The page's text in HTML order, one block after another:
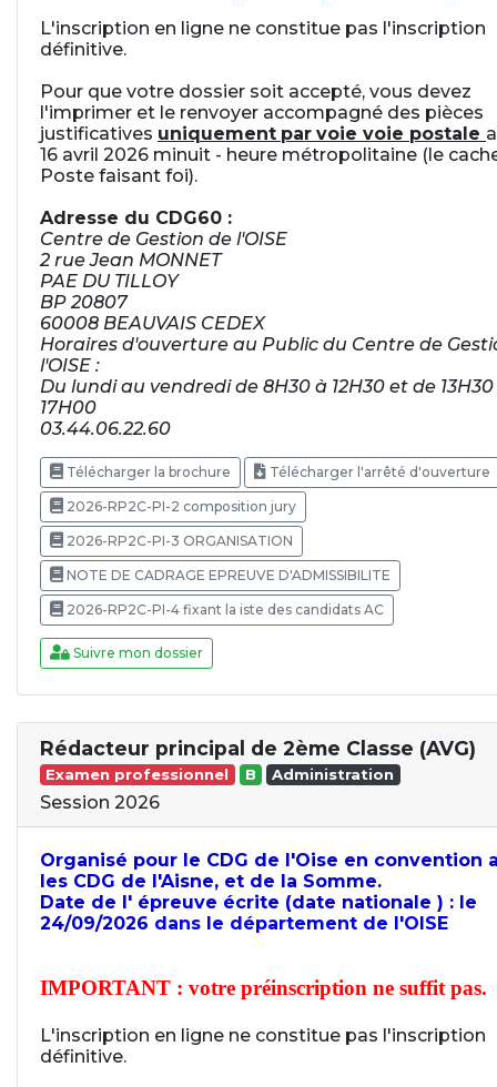
L'inscription en ligne ne constitue pas l'inscription
définitive.
Pour que votre dossier soit accepté, vous devez
l'imprimer et le renvoyer accompagné des pièces
justificatives uniquement par voie voie postale
16 avril 2026 minuit - heure métropolitaine (le
Poste faisant foi).
Adresse du CDG60 :
Centre de Gestion de l'OISE
2 rue Jean MONNET
PAE DU TILLOY
BP 20807
60008 BEAUVAIS CEDEX
Horaires d'ouverture au Public du Centre de
l'OISE :
Du lundi au vendredi de 8H30 à 12H30 et de
17H00
03.44.06.22.60
Télécharger la brochure Télécharger l'arrêté d'ouverture
2026-RP2C-PI-2 composition jury
2026-RP2C-PI-3 ORGANISATION
NOTE DE CADRAGE EPREUVE D'ADMISSIBILITE
2026-RP2C-PI-4 fixant la iste des candidats AC
Suivre mon dossier
Rédacteur principal de 2ème Classe (AVG)
Examen professionnel B Administration
Session 2026
Organisé pour le CDG de l'Oise en convention
les CDG de l'Aisne, et de la Somme.
Date de l' épreuve écrite (date nationale ) : le
24/09/2026 dans le département de l'OISE
IMPORTANT : votre préinscription ne suffit pas.
L'inscription en ligne ne constitue pas l'inscription
définitive.